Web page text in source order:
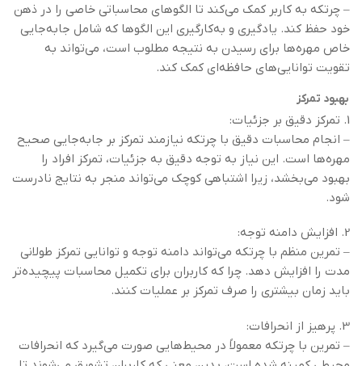
– چرتکه به کاربر کمک می‌کند تا الگوهای محاسباتی خاصی را در ذهن
خود حفظ کند. یادگیری و به‌کارگیری این الگوها که شامل جابه‌جایی
خاص مهره‌ها برای رسیدن به نتیجه مطلوب است، می‌تواند به
تقویت توانایی‌های حافظه‌ای کمک کند.
بهبود تمرکز
1. تمرکز دقیق بر جزئیات:
– انجام محاسبات دقیق با چرتکه نیازمند تمرکز بر جابه‌جایی صحیح
مهره‌ها است. این نیاز به توجه دقیق به جزئیات، تمرکز افراد را
بهبود می‌بخشد، زیرا اشتباهی کوچک می‌تواند منجر به نتایج نادرست
شود.
2. افزایش دامنه توجه:
– تمرین منظم با چرتکه می‌تواند دامنه توجه و توانایی تمرکز طولانی
مدت را افزایش دهد. چرا که کاربران برای تکمیل محاسبات پیچیده‌تر
باید زمان بیشتری را صرف تمرکز بر عملیات کنند.
3. پرهیز از انحرافات:
– تمرین با چرتکه معمولاً در محیط‌هایی صورت می‌گیرد که انحرافات